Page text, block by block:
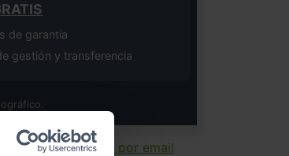
de garantía
gestión y transferencia
Enviar por email